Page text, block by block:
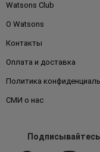
Watsons Club
О Watsons
Контакты
Оплата и доставка
Политика
СМИ о нас
Подписывайтесь